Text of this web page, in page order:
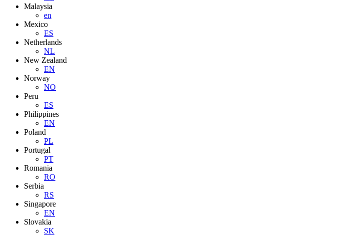
Malaysia
en
Mexico
ES
Netherlands
NL
New Zealand
EN
Norway
NO
Peru
ES
Philippines
EN
Poland
PL
Portugal
PT
Romania
RO
Serbia
RS
Singapore
EN
Slovakia
SK